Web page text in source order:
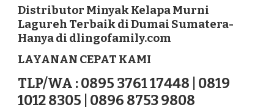
KELAPA
MURNI
LAGUREH
Distributor Minyak Kelapa Murni
Lagureh Terbaik di Dumai Sumatera-
Hanya di dlingofamily.com
LAYANAN CEPAT KAMI
TLP/WA : 0895 3761 17448 | 0819
1012 8305 | 0896 8753 9808